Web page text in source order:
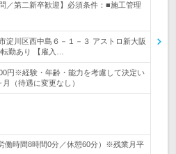
／第二新卒歓迎】必須条件：■施工管理
淀川区西中島６－１－３ アストロ新大阪
勤あり 【雇入…
円※経験・年齢・能力を考慮して決定い
（待遇に変更なし）
働時間8時間0分／休憩60分）※残業月平